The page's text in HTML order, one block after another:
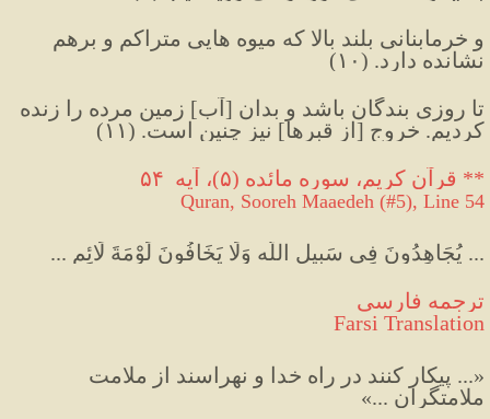
نشانده دارد. (۱۰)
کردیم. خروج [از قبرها] نيز چنين است. (۱۱)
** قرآن کریم، سوره مائده (۵)، آیه  ۵۴
Quran, Sooreh Maaedeh (#5), Line 54
... يُجَاهِدُونَ فِي سَبِيلِ اللَّه وَلَا يَخَافُونَ لَوْمَةَ لَائِمٍ ...
ترجمه فارسی
Farsi Translation
ملامتگران ...»